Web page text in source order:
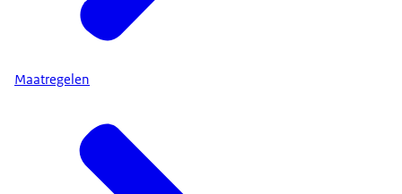
Maatregelen